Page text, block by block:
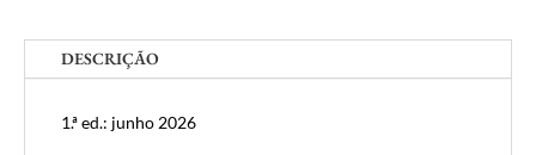
DESCRIÇÃO
1.ª ed.: junho 2026